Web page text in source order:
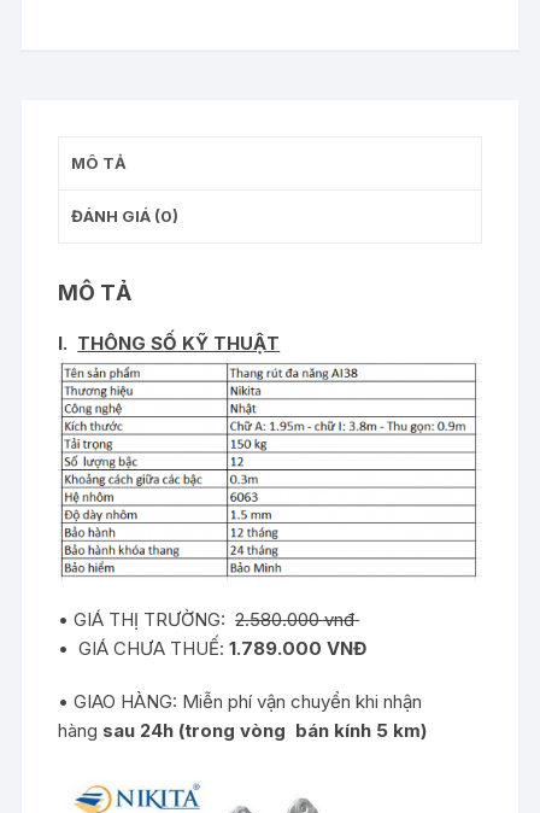
lượng
MÔ TẢ
ĐÁNH GIÁ (0)
MÔ TẢ
I. THÔNG SỐ KỸ THUẬT
• GIÁ THỊ TRƯỜNG:2.580.000 vnđ
• GIÁ CHƯA THUẾ:1.789.000 VNĐ
• GIAO HÀNG: Miễn phí vận chuyển khi nhận
hàng sau 24h (trong vòng bán kính 5 km)